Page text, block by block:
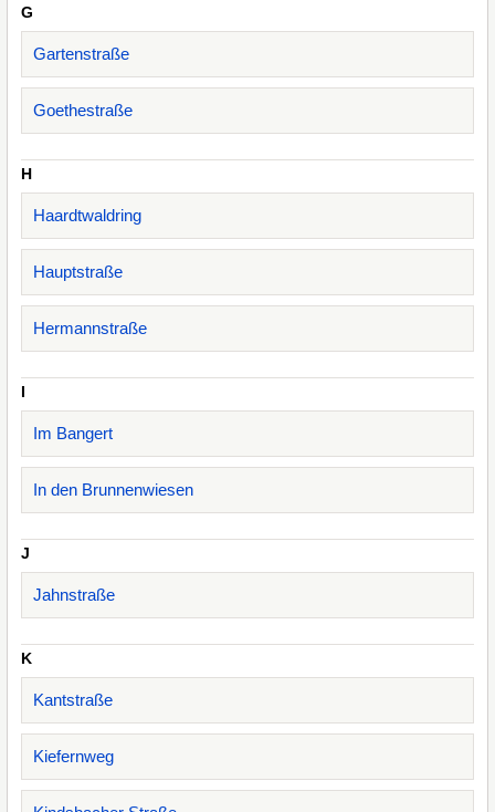
G
Gartenstraße
Goethestraße
H
Haardtwaldring
Hauptstraße
Hermannstraße
I
Im Bangert
In den Brunnenwiesen
J
Jahnstraße
K
Kantstraße
Kiefernweg